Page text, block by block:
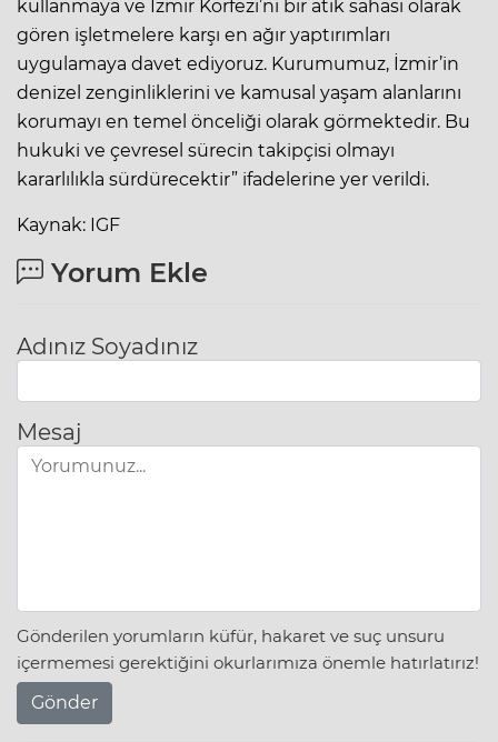
kullanmaya ve İzmir Körfezi’ni bir atık sahası olarak
gören işletmelere karşı en ağır yaptırımları
uygulamaya davet ediyoruz. Kurumumuz, İzmir’in
denizel zenginliklerini ve kamusal yaşam alanlarını
korumayı en temel önceliği olarak görmektedir. Bu
hukuki ve çevresel sürecin takipçisi olmayı
kararlılıkla sürdürecektir” ifadelerine yer verildi.
Kaynak: IGF
Yorum Ekle
Adınız Soyadınız
Mesaj
Gönderilen yorumların küfür, hakaret ve suç unsuru
içermemesi gerektiğini okurlarımıza önemle hatırlatırız!
Gönder